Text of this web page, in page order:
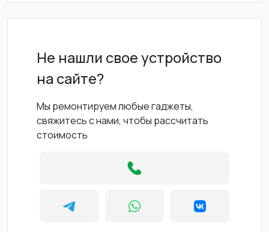
Не нашли свое устройство
на сайте?
Мы ремонтируем любые гаджеты,
свяжитесь с нами, чтобы рассчитать
стоимость